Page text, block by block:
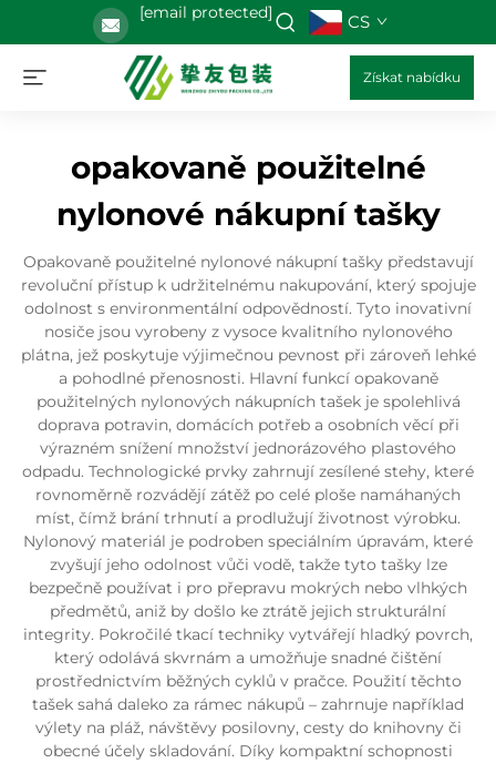
[email protected] CS
Získat nabídku
opakovaně použitelné
nylonové nákupní tašky
Opakovaně použitelné nylonové nákupní tašky představují
revoluční přístup k udržitelnému nakupování, který spojuje
odolnost s environmentální odpovědností. Tyto inovativní
nosiče jsou vyrobeny z vysoce kvalitního nylonového
plátna, jež poskytuje výjimečnou pevnost při zároveň lehké
a pohodlné přenosnosti. Hlavní funkcí opakovaně
použitelných nylonových nákupních tašek je spolehlivá
doprava potravin, domácích potřeb a osobních věcí při
výrazném snížení množství jednorázového plastového
odpadu. Technologické prvky zahrnují zesílené stehy, které
rovnoměrně rozvádějí zátěž po celé ploše namáhaných
míst, čímž brání trhnutí a prodlužují životnost výrobku.
Nylonový materiál je podroben speciálním úpravám, které
zvyšují jeho odolnost vůči vodě, takže tyto tašky lze
bezpečně používat i pro přepravu mokrých nebo vlhkých
předmětů, aniž by došlo ke ztrátě jejich strukturální
integrity. Pokročilé tkací techniky vytvářejí hladký povrch,
který odolává skvrnám a umožňuje snadné čištění
prostřednictvím běžných cyklů v pračce. Použití těchto
tašek sahá daleko za rámec nákupů – zahrnuje například
výlety na pláž, návštěvy posilovny, cesty do knihovny či
obecné účely skladování. Díky kompaktní schopnosti